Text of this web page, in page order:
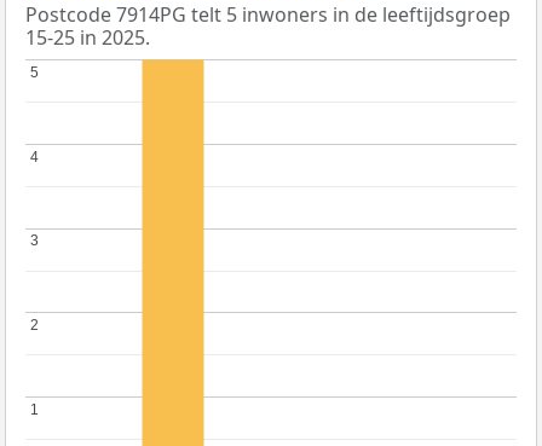
Postcode 7914PG telt 5 inwoners in de leeftijdsgroep
15-25 in 2025.
1
1
2
2
3
3
4
4
5
5